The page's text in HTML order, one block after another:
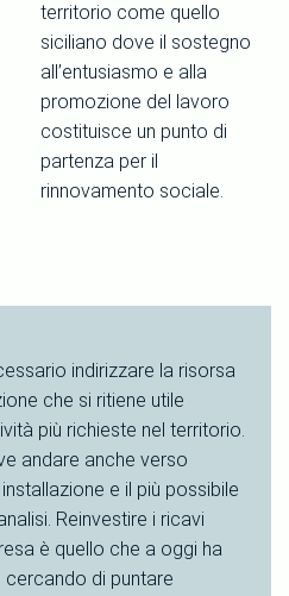
territorio come quello
siciliano dove il sostegno
all’entusiasmo e alla
promozione del lavoro
costituisce un punto di
partenza per il
rinnovamento sociale.
indirizzare la risorsa
che si ritiene utile
più richieste nel territorio.
andare anche verso
e il più possibile
Reinvestire i ricavi
è quello che a oggi ha
di puntare